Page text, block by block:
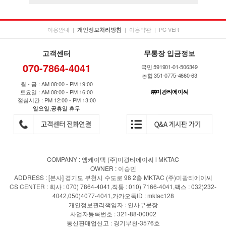
이용안내 | 개인정보처리방침 | 이용약관 | PC VER
고객센터
070-7864-4041
월 - 금 : AM 08:00 - PM 19:00
토요일 : AM 08:00 - PM 16:00
점심시간 : PM 12:00 - PM 13:00
일요일,공휴일 휴무
무통장 입금정보
국민 591901-01-506349
농협 351-0775-4660-63
㈜미광티에이씨
COMPANY : 엠케이텍 (주)미광티에이씨 l MKTAC
OWNER : 이승민
ADDRESS : [본사] 경기도 부천시 수도로 98 2층 MKTAC (주)미광티에이씨
CS CENTER : 회사 : 070) 7864-4041,직통 : 010) 7166-4041,팩스 : 032)232-
4042,050)4077-4041,카카오톡ID : mktac128
개인정보관리책임자 : 인사부문장
사업자등록번호 : 321-88-00002
통신판매업신고 : 경기부천-3576호